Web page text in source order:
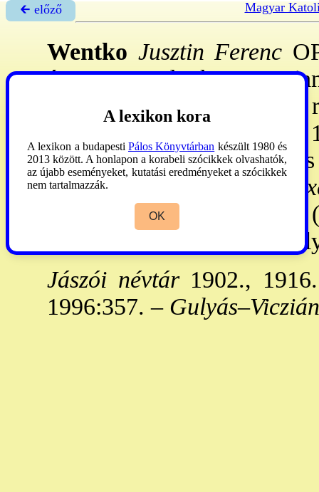
🡰 előző Magyar
Wentko Jusztin Ferenc
ápr. 30.–Rudnok, 1925.
Jászón 1868. X. 1: lépett
1873. IX. 23: pappá
újoncmester is, a Sztírás
plnos Rudnokon. – M:
Propaedeutica
. Uo.,
Jászói névtár 1902.,
1996:357. –Gulyás–Viczián
A lexikon kora
A lexikon a budapesti Pálos Könyvtárban készült 1980 és
2013 között. A honlapon a korabeli szócikkek olvashatók,
az újabb eseményeket, kutatási eredményeket a szócikkek
nem tartalmazzák.
OK